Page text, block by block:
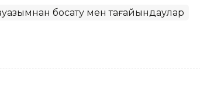
босату мен тағайындаулар